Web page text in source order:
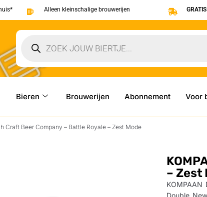
Alleen kleinschalige brouwerijen
Bieren Brouwerijen Abonnement Voor
Craft Beer Company – Battle Royale – Zest Mode
– Zest
Double